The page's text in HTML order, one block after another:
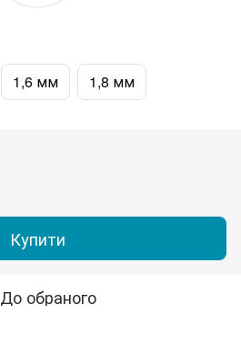
1,6 мм 1,8 мм
Купити
До обраного